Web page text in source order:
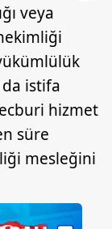
veya
istifa
hizmet
süre
mesleğini